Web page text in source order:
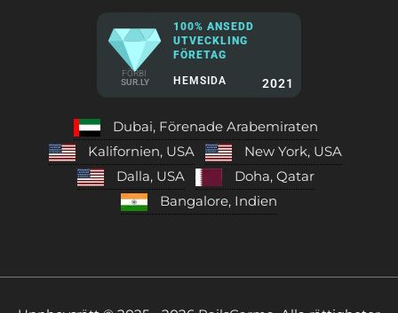
FÖRBI
SUR.LY
100% ANSEDD
UTVECKLING
FÖRETAG
HEMSIDA 2021
Dubai, Förenade Arabemiraten
Kalifornien, USA
New York, USA
Dalla, USA
Doha, Qatar
Bangalore, Indien